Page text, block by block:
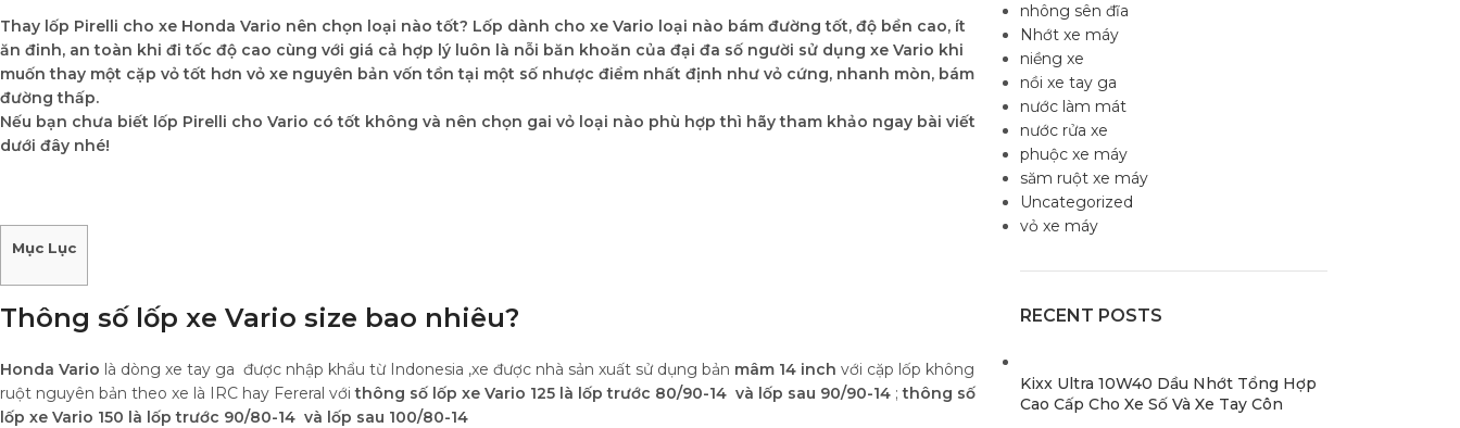
Thay lốp Pirelli cho xe Honda Vario nên chọn loại nào tốt? Lốp dành cho xe Vario loại nào bám đường tốt, độ bền cao, ít
ăn đinh, an toàn khi đi tốc độ cao cùng với giá cả hợp lý luôn là nỗi băn khoăn của đại đa số người sử dụng xe Vario khi
muốn thay một cặp vỏ tốt hơn vỏ xe nguyên bản vốn tồn tại một số nhược điểm nhất định như vỏ cứng, nhanh mòn, bám
đường thấp.
Nếu bạn chưa biết lốp Pirelli cho Vario có tốt không và nên chọn gai vỏ loại nào phù hợp thì hãy tham khảo ngay bài viết
dưới đây nhé!
Mục Lục
Thông số lốp xe Vario size bao nhiêu?
Honda Vario là dòng xe tay ga được nhập khẩu từ Indonesia ,xe được nhà sản xuất sử dụng bản mâm 14 inch với cặp lốp không
ruột nguyên bản theo xe là IRC hay Fereral vớithông số lốp xe Vario 125 là lốp trước 80/90-14 và lốp sau 90/90-14 ;thông số
lốp xe Vario 150 là lốp trước 90/80-14 và lốp sau 100/80-14
nhông sên đĩa
Nhớt xe máy
niềng xe
nồi xe tay ga
nước làm mát
nước rửa xe
phuộc xe máy
săm ruột xe máy
Uncategorized
vỏ xe máy
RECENT POSTS
Kixx Ultra 10W40 Dầu Nhớt Tổng Hợp
Cao Cấp Cho Xe Số Và Xe Tay Côn